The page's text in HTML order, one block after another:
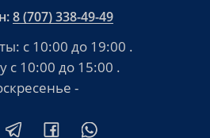
8 (707) 338-49-49
с 10:00 до 19:00 .
с 10:00 до 15:00 .
-